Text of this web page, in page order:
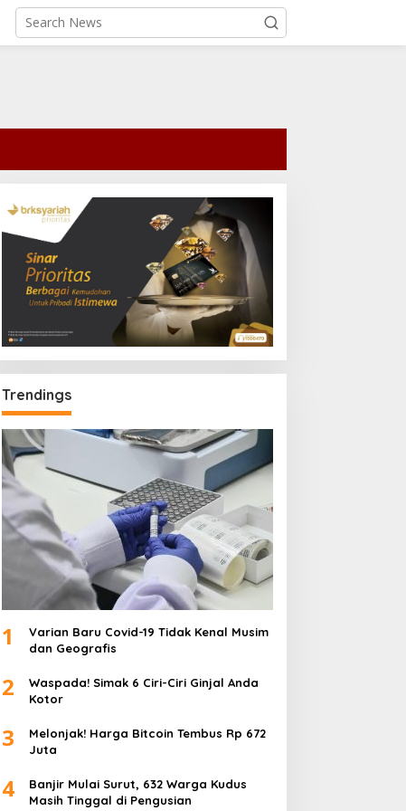
Trendings
1
Varian Baru Covid-19 Tidak Kenal Musim
dan Geografis
2
Waspada! Simak 6 Ciri-Ciri Ginjal Anda
Kotor
3
Melonjak! Harga Bitcoin Tembus Rp 672
Juta
4
Banjir Mulai Surut, 632 Warga Kudus
Masih Tinggal di Pengusian